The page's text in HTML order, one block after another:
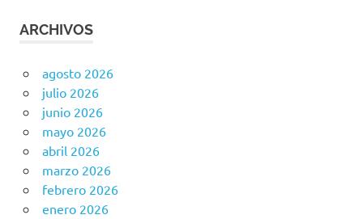
ARCHIVOS
agosto 2026
julio 2026
junio 2026
mayo 2026
abril 2026
marzo 2026
febrero 2026
enero 2026